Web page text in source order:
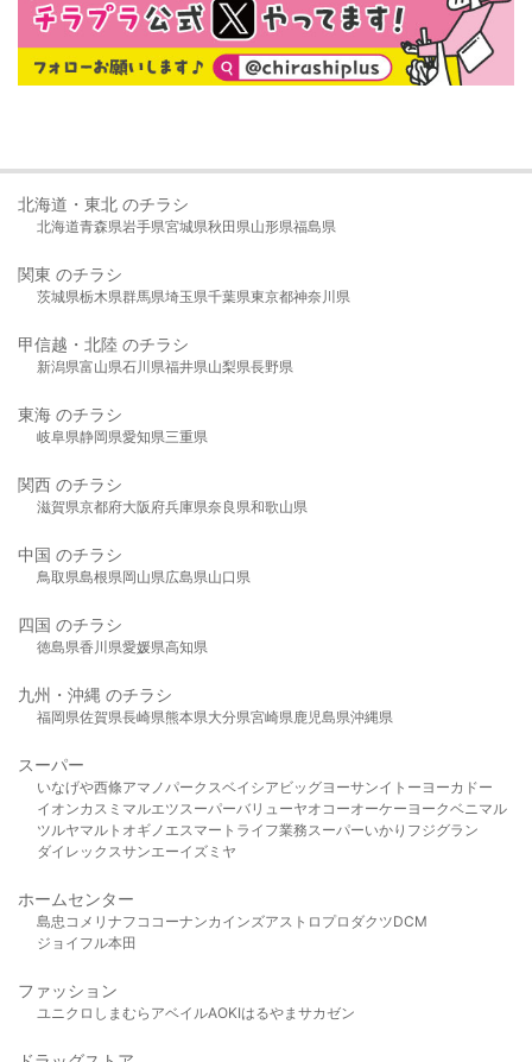
北海道・東北 のチラシ
北海道青森県岩手県宮城県秋田県山形県福島県
関東 のチラシ
茨城県栃木県群馬県埼玉県千葉県東京都神奈川県
甲信越・北陸 のチラシ
新潟県富山県石川県福井県山梨県長野県
東海 のチラシ
岐阜県静岡県愛知県三重県
関西 のチラシ
滋賀県京都府大阪府兵庫県奈良県和歌山県
中国 のチラシ
鳥取県島根県岡山県広島県山口県
四国 のチラシ
徳島県香川県愛媛県高知県
九州・沖縄 のチラシ
福岡県佐賀県長崎県熊本県大分県宮崎県鹿児島県沖縄県
スーパー
いなげや西條アマノパークスベイシア ビッグヨーサンイトーヨーカドー
イオンカスミ マルエツスーパーバリューヤオコーオーケー ヨークベニマル
ツルヤマルト オギノ エスマート ライフ業務スーパーいかり フジグラン
ダイレックスサンエーイズミヤ
ホームセンター
島忠 コメリ ナフコ コーナンカインズアストロプロダクツDCM
ジョイフル本田
ファッション
ユニクロ しまむら アベイルAOKIはるやま サカゼン